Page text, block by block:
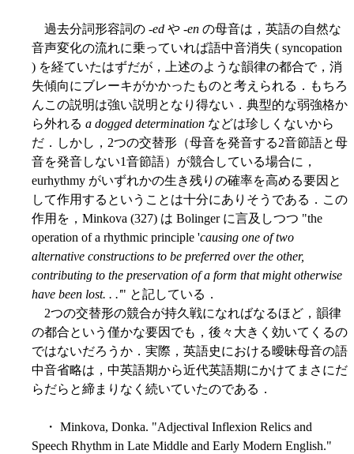
過去分詞形容詞の -ed や -en の母音は，英語の自然な
音声変化の流れに乗っていれば語中音消失 ( syncopation
) を経ていたはずだが，上述のような韻律の都合で，消
失傾向にブレーキがかかったものと考えられる．もちろ
んこの説明は強い説明となり得ない．典型的な弱強格か
ら外れる a dogged determination などは珍しくないから
だ．しかし，2つの交替形（母音を発音する2音節語と母
音を発音しない1音節語）が競合している場合に，
eurhythmy がいずれかの生き残りの確率を高める要因と
して作用するということは十分にありそうである．この
作用を，Minkova (327) は Bolinger に言及しつつ "the
operation of a rhythmic principle 'causing one of two
alternative constructions to be preferred over the other,
contributing to the preservation of a form that might otherwise
have been lost. . .'" と記している．
2つの交替形の競合が持久戦になればなるほど，韻律
の都合という僅かな要因でも，後々大きく効いてくるの
ではないだろうか．実際，英語史における曖昧母音の語
中音省略は，中英語期から近代英語期にかけてまさにだ
らだらと締まりなく続いていたのである．
・ Minkova, Donka. "Adjectival Inflexion Relics and
Speech Rhythm in Late Middle and Early Modern English."